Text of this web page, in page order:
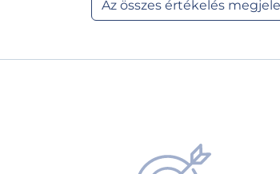
Az összes értékelés